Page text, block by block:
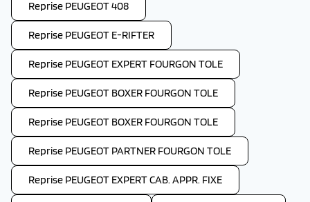
Reprise PEUGEOT 408
Reprise PEUGEOT E-RIFTER
Reprise PEUGEOT EXPERT FOURGON TOLE
Reprise PEUGEOT BOXER FOURGON TOLE
Reprise PEUGEOT BOXER FOURGON TOLE
Reprise PEUGEOT PARTNER FOURGON TOLE
Reprise PEUGEOT EXPERT CAB. APPR. FIXE